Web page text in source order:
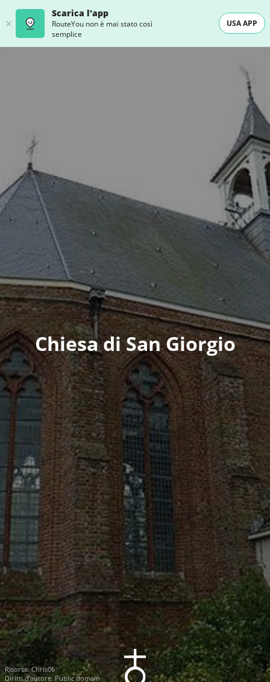
Scarica l'app
RouteYou non è mai stato così
semplice
USA APP
Chiesa di San Giorgio
Risorsa:Chris06
Diritti d'autore: Public domain